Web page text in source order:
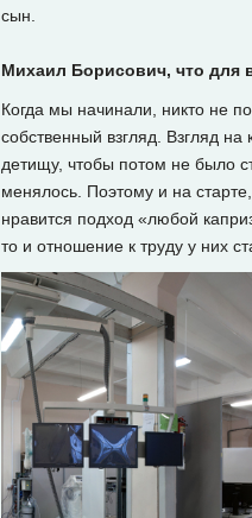
сын.
Михаил Борисович, что для
Когда мы начинали, никто не
собственный взгляд. Взгляд
детищу, чтобы потом не было
менялось. Поэтому и на
нравится подход «любой
то и отношение к труду у них